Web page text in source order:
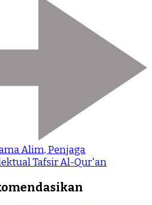
Alim, Penjaga
Tafsir Al-Qur'an